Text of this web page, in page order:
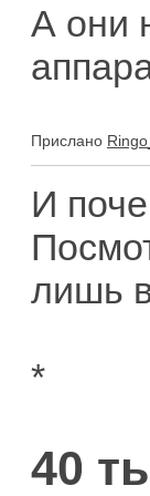
А они
Прислано
И
лишь
*
40